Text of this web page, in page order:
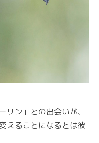
リン」との出会いが、
えることになるとは彼